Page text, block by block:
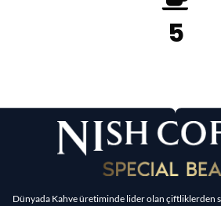
5
Dünyada Kahve üretiminde lider olan çiftliklerden